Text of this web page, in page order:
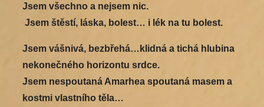
Jsem všechno a nejsem nic.
Jsem štěstí, láska, bolest… i lék na tu bolest.
Jsem vášnivá, bezbřehá…klidná a tichá hlubina
nekonečného horizontu srdce.
Jsem nespoutaná Amarhea spoutaná masem a
kostmi vlastního těla…